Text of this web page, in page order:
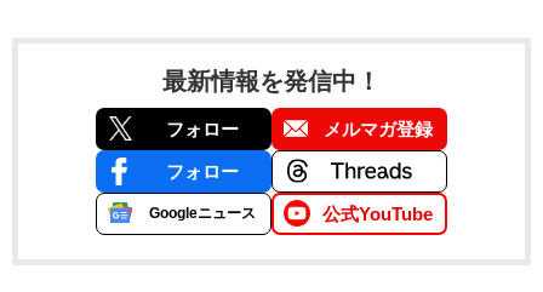
最新情報を発信中！
フォロー メルマガ登録
フォロー
Googleニュース 公式YouTube